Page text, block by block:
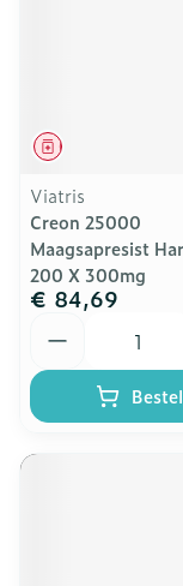
Geneesmiddel
Viatris
Creon 25000
Maagsapresist
200 X 300mg
€ 84,69
Bestel